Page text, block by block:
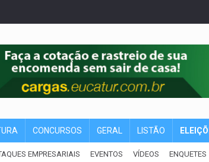
CONCURSOS GERAL LISTÃO
EMPRESARIAIS EVENTOS VÍDEOS ENQUETES